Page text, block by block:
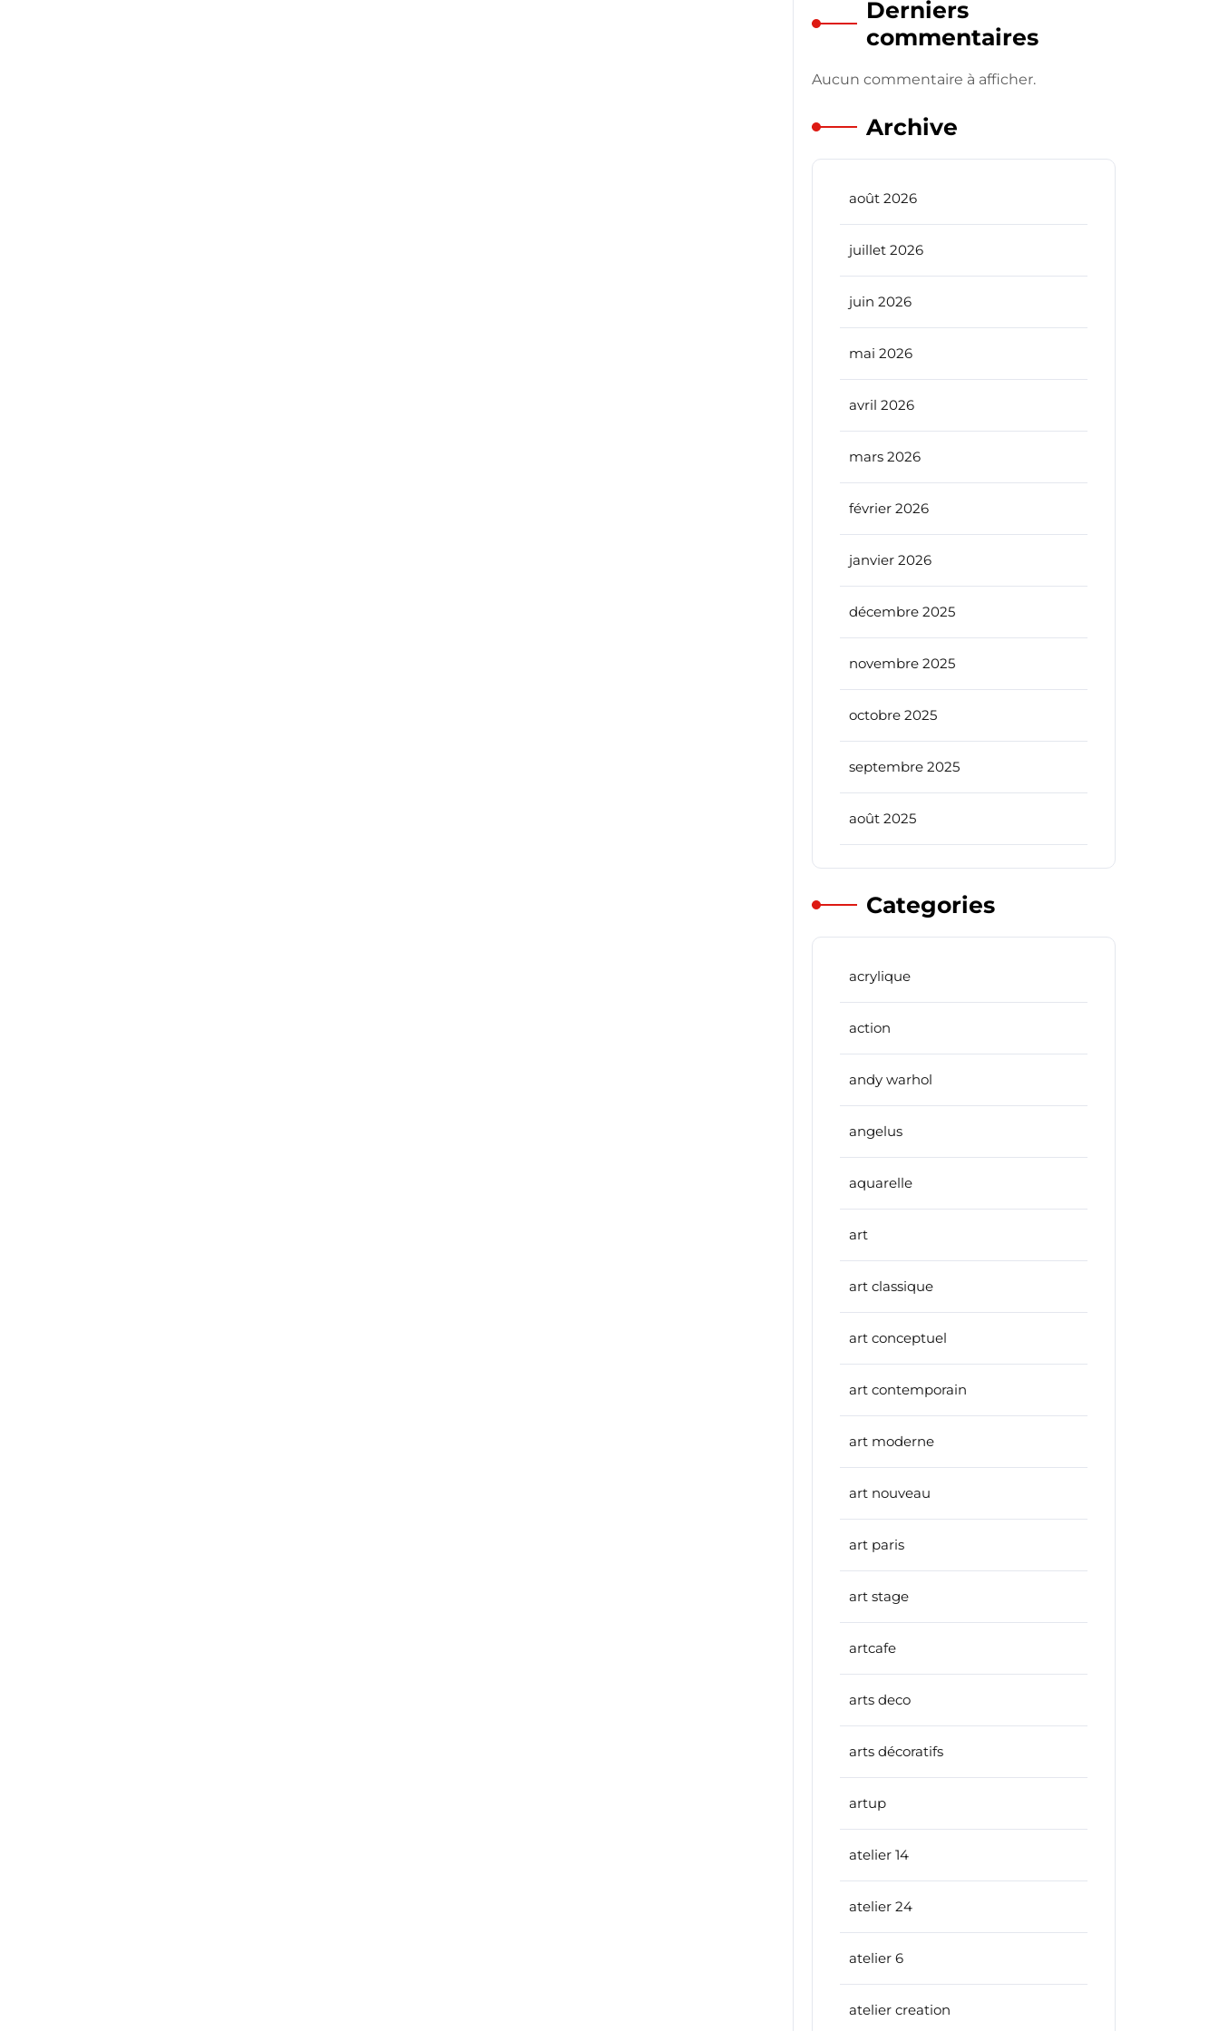
Derniers
commentaires
Aucun commentaire à afficher.
Archive
août 2026
juillet 2026
juin 2026
mai 2026
avril 2026
mars 2026
février 2026
janvier 2026
décembre 2025
novembre 2025
octobre 2025
septembre 2025
août 2025
Categories
acrylique
action
andy warhol
angelus
aquarelle
art
art classique
art conceptuel
art contemporain
art moderne
art nouveau
art paris
art stage
artcafe
arts deco
arts décoratifs
artup
atelier 14
atelier 24
atelier 6
atelier creation